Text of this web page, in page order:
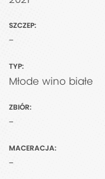
SZCZEP:
-
TYP:
Młode wino białe
ZBIÓR:
-
MACERACJA:
-